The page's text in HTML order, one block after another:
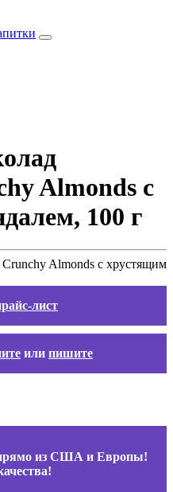
Almonds с
100 г
лист
или пишите
из США и Европы!